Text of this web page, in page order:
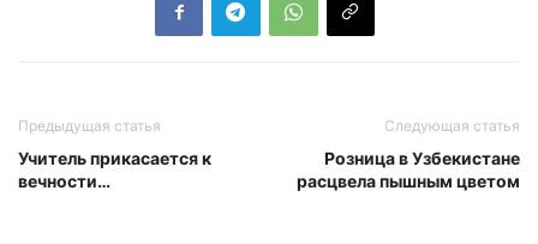
Предыдущая статья
Учитель прикасается к
вечности…
Следующая статья
Розница в Узбекистане
расцвела пышным цветом